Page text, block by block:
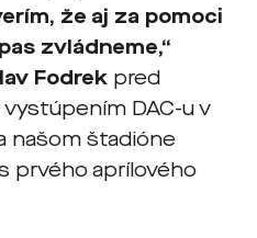
že aj za pomoci
zvládneme,“
Fodrek pred
DAC-u v
našom štadióne
prvého aprílového